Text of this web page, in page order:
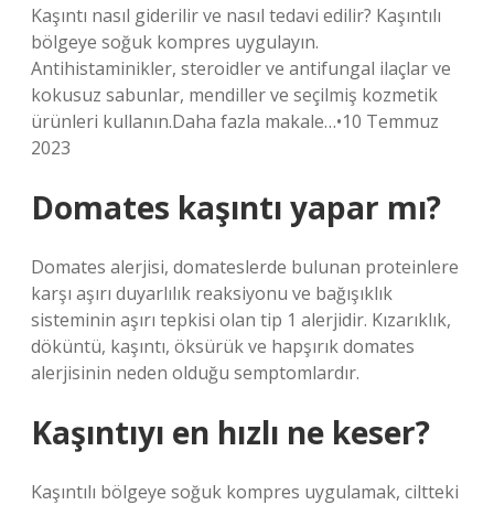
Kaşıntı nasıl giderilir ve nasıl tedavi edilir? Kaşıntılı
bölgeye soğuk kompres uygulayın.
Antihistaminikler, steroidler ve antifungal ilaçlar ve
kokusuz sabunlar, mendiller ve seçilmiş kozmetik
ürünleri kullanın.Daha fazla makale…•10 Temmuz
2023
Domates kaşıntı yapar mı?
Domates alerjisi, domateslerde bulunan proteinlere
karşı aşırı duyarlılık reaksiyonu ve bağışıklık
sisteminin aşırı tepkisi olan tip 1 alerjidir. Kızarıklık,
döküntü, kaşıntı, öksürük ve hapşırık domates
alerjisinin neden olduğu semptomlardır.
Kaşıntıyı en hızlı ne keser?
Kaşıntılı bölgeye soğuk kompres uygulamak, ciltteki